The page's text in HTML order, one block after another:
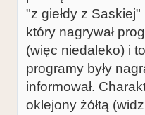
"z giełdy z
który nagrywał
(więc niedaleko) i
programy były
informował.
oklejony żółtą